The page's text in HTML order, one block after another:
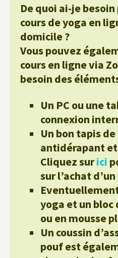
De quoi ai-je
cours de yoga en
domicile ?
Vous pouvez
cours en ligne via
besoin des
Un PC ou une
connexion
Un bon tapis
antidérapant
Cliquez surici
sur l’achat
yoga et un bloc
ou en mousse
Un coussin
pouf est